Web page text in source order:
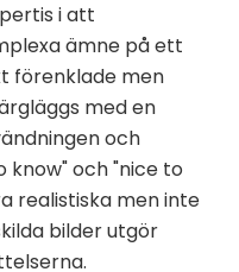
i att
ämne på ett
förenklade men
med en
och
know" och "nice to
realistiska men inte
bilder utgör